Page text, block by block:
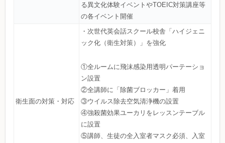
る異文化体験イベントやTOEIC対策講座等
の各イベント開催
衛生面の対策・対応
・次世代英会話スクール校舎「ハイジェニ
ック化（衛生対策）」を強化
①全ルームに飛沫感染用透明パーテーショ
ン設置
②全講師に「除菌ブロッカー」着用
③ウイルス除去空気清浄機の設置
④強殺菌効果ユーカリをレッスンテーブル
に設置
⑤講師、生徒の全入室者マスク必須、入室